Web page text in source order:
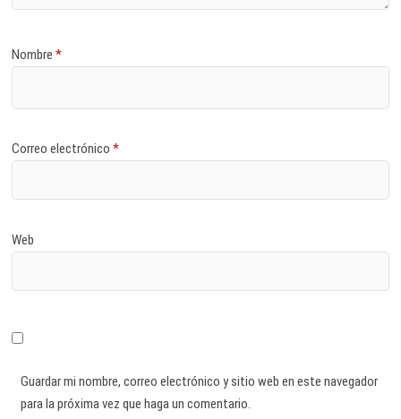
Nombre*
Correo electrónico*
Web
Guardar mi nombre, correo electrónico y sitio web en este navegador
para la próxima vez que haga un comentario.